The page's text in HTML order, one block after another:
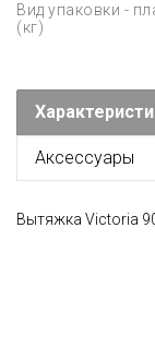
Вид упаковки -
(кг)
Аксессуары
Вытяжка Victoria